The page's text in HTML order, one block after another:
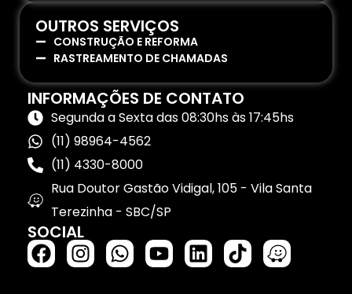
OUTROS SERVIÇOS
CONSTRUÇÃO E REFORMA
RASTREAMENTO DE CHAMADAS
INFORMAÇÕES DE CONTATO
Segunda a Sexta das 08:30hs às 17:45hs
(11) 98964-4562
(11) 4330-8000
Rua Doutor Gastão Vidigal, 105 - Vila Santa
Terezinha - SBC/SP
SOCIAL